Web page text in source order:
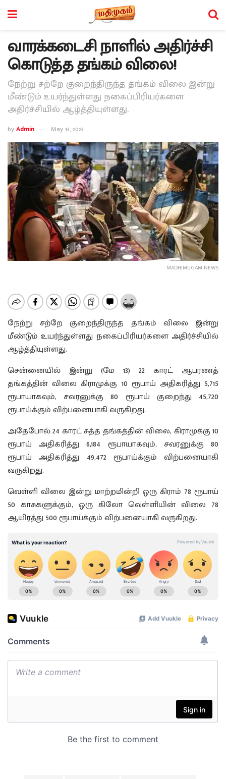
வாரக்கடைசி நாளில் அதிர்ச்சி
கொடுத்த தங்கம் விலை!
நேற்று சற்றே குறைந்திருந்த தங்கம் விலை இன்று
மீண்டும் உயர்ந்துள்ளது நகைப்பிரியர்களை
அதிர்ச்சியில் ஆழ்த்தியுள்ளது.
byAdmin May 13, 2023
MADHIMUGAM NEWS
நேற்று சற்றே குறைந்திருந்த தங்கம் விலை இன்று
மீண்டும் உயர்ந்துள்ளது நகைப்பிரியர்களை அதிர்ச்சியில்
ஆழ்த்தியுள்ளது.
சென்னையில் இன்று (மே 13) 22 காரட் ஆபரணத்
தங்கத்தின் விலை கிராமுக்கு 10 ரூபாய் அதிகரித்து 5,715
ரூபாயாகவும், சவரனுக்கு 80 ரூபாய் குறைந்து 45,720
ரூபாய்க்கும் விற்பனையாகி வருகிறது.
அதேபோல் 24 காரட் சுத்த தங்கத்தின் விலை, கிராமுக்கு 10
ரூபாய் அதிகரித்து 6,184 ரூபாயாகவும், சவரனுக்கு 80
ரூபாய் அதிகரித்து 49,472 ரூபாய்க்கும் விற்பனையாகி
வருகிறது.
வெள்ளி விலை இன்று மாற்றமின்றி ஒரு கிராம் 78 ரூபாய்
50 காசுகளுக்கும், ஒரு கிலோ வெள்ளியின் விலை 78
ஆயிரத்து 500 ரூபாய்க்கும் விற்பனையாகி வருகிறது.